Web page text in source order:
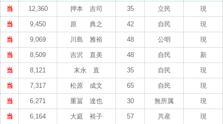
当 12,360 押本 吉司 35 立民 現
当 9,450 原 典之 42 自民 現
当 9,069 川島 雅裕 48 公明 現
当 8,509 吉沢 直美 48 自民 新
当 8,121 末永 直 35 自民 現
当 7,317 松原 成文 65 自民 現
当 6,271 重冨 達也 30 無所属 現
当 6,164 大庭 裕子 57 共産 現